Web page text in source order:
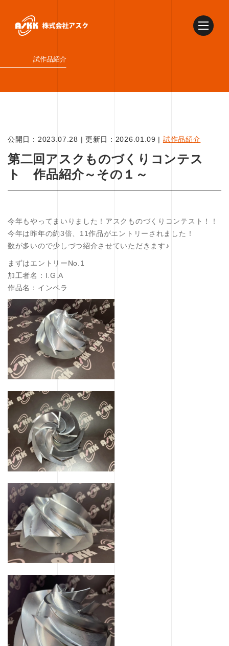
試作品紹介
公開日： 2023.07.28 | 更新日： 2026.01.09 | 試作品紹介
第二回アスクものづくりコンテス
ト 作品紹介～その１～
今年もやってまいりました！アスクものづくりコンテスト！！
今年は昨年の約3倍、11作品がエントリーされました！
数が多いので少しづつ紹介させていただきます♪
まずはエントリーNo.1
加工者名：I.G.A
作品名：インペラ